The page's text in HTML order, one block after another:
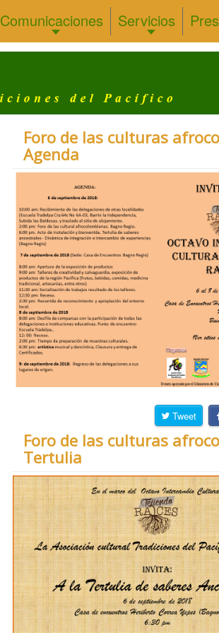
Comunicaciones Servicios
Foro de las culturas
Agenda
Tweet
Foro de las culturas
Tertulia